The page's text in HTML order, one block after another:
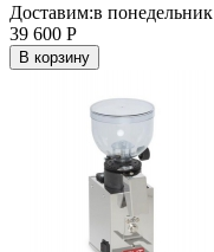
Доставим:в понедельник
39 600 Р
В корзину